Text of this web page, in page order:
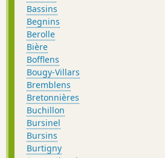
Bassins
Begnins
Berolle
Bière
Bofflens
Bougy-Villars
Bremblens
Bretonnières
Buchillon
Bursinel
Bursins
Burtigny